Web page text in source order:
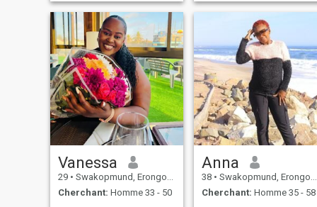
Vanessa
29 • Swakopmund, Erongo, Namibie
Cherchant: Homme 33 - 50
Anna
38 • Swakopmund, Erongo, Namibie
Cherchant: Homme 35 - 58